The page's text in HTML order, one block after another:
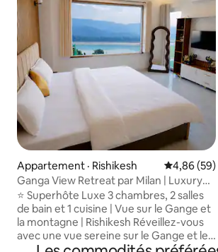
Appartement · Rishikesh Note
4,86 (59)
Ganga View Retreat par Milan | Luxury
3BHK
⭐ Superhôte Luxe 3 chambres, 2 salles
de bain et 1 cuisine | Vue sur le Gange et
la montagne | Rishikesh Réveillez-vous
avec une vue sereine sur le Gange et les
montagnes depuis cet appartement